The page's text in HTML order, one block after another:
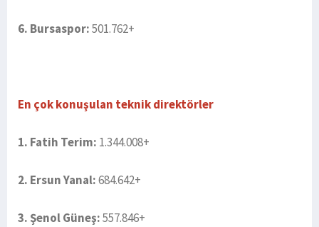
6. Bursaspor:501.762+
En çok konuşulan teknik direktörler
1. Fatih Terim: 1.344.008+
2. Ersun Yanal:684.642+
3. Şenol Güneş:557.846+